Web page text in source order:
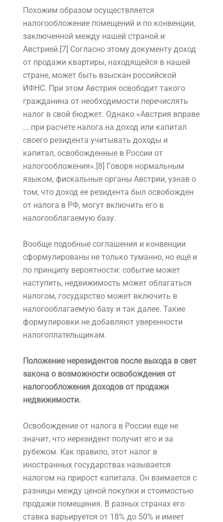
Похожим образом осуществляется
налогообложение помещений и по конвенции,
заключенной между нашей страной и
Австрией.[7] Согласно этому документу доход
от продажи квартиры, находящейся в нашей
стране, может быть взыскан российской
ИФНС. При этом Австрия освободит такого
гражданина от необходимости перечислять
налог в свой бюджет. Однако «Австрия вправе
... при расчете налога на доход или капитал
своего резидента учитывать доходы и
капитал, освобожденные в России от
налогообложения».[8] Говоря нормальным
языком, фискальные органы Австрии, узнав о
том, что доход ее резидента был освобожден
от налога в РФ, могут включить его в
налогооблагаемую базу.
Вообще подобные соглашения и конвенции
сформулированы не только туманно, но ещё и
по принципу вероятности: событие может
наступить, недвижимость может облагаться
налогом, государство может включить в
налогооблагаемую базу и так далее. Такие
формулировки не добавляют уверенности
налогоплательщикам.
Положение нерезидентов после выхода в свет
закона о возможности освобождения от
налогообложения доходов от продажи
недвижимости.
Освобождение от налога в России еще не
значит, что нерезидент получит его и за
рубежом. Как правило, этот налог в
иностранных государствах называется
налогом на прирост капитала. Он взимается с
разницы между ценой покупки и стоимостью
продажи помещения. В разных странах его
ставка варьируется от 18% до 50% и имеет